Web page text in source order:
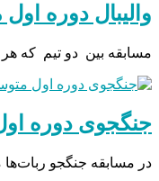
والیبال دوره
مسابقه بین دو تیم که
جنگجوی دوره
در مسابقه جنگجو